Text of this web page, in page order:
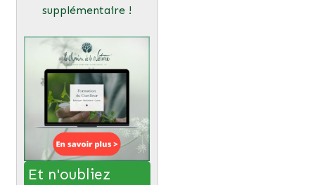
supplémentaire !
Et n'oubliez